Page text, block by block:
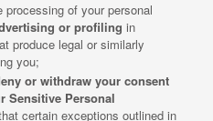
processing of your personal
or profiling in
produce legal or similarly
you;
or withdraw your consent
Sensitive Personal
certain exceptions outlined in